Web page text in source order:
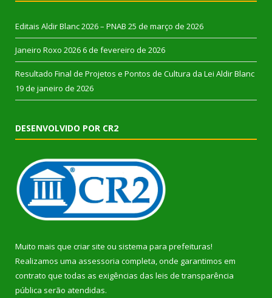
Editais Aldir Blanc 2026 – PNAB 25 de março de 2026
Janeiro Roxo 2026 6 de fevereiro de 2026
Resultado Final de Projetos e Pontos de Cultura da Lei Aldir Blanc
19 de janeiro de 2026
DESENVOLVIDO POR CR2
Muito mais que criar site ou sistema para prefeituras!
Realizamos uma assessoria completa, onde garantimos em
contrato que todas as exigências das leis de transparência
pública serão atendidas.